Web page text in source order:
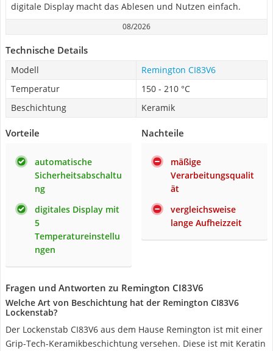
digitale Display macht das Ablesen und Nutzen einfach.
08/2026
Technische Details
Modell
Remington CI83V6
Temperatur
150 - 210 °C
Beschichtung
Keramik
Vorteile
automatische
Sicherheitsabschaltu
ng
digitales Display mit
5
Temperatureinstellu
ngen
Nachteile
mäßige
Verarbeitungsqualit
ät
vergleichsweise
lange Aufheizzeit
Fragen und Antworten zu Remington CI83V6
Welche Art von Beschichtung hat der Remington CI83V6
Lockenstab?
Der Lockenstab CI83V6 aus dem Hause Remington ist mit einer
Grip-Tech-Keramikbeschichtung versehen. Diese ist mit Keratin